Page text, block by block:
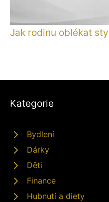
Jak rodinu oblékat
Kategorie
Bydlení
Dárky
Děti
Finance
Hubnutí a diety